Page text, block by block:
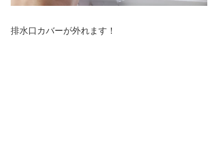
排水口カバーが外れます！